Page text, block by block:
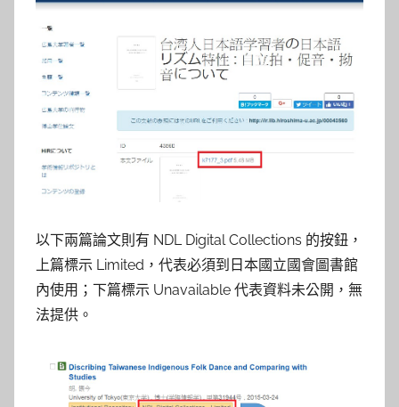
以下兩篇論文則有 NDL Digital Collections 的按鈕，
上篇標示 Limited，代表必須到日本國立國會圖書館
內使用；下篇標示 Unavailable 代表資料未公開，無
法提供。